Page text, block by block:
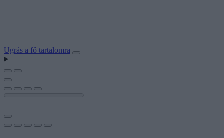
Ugrás a fő tartalomra